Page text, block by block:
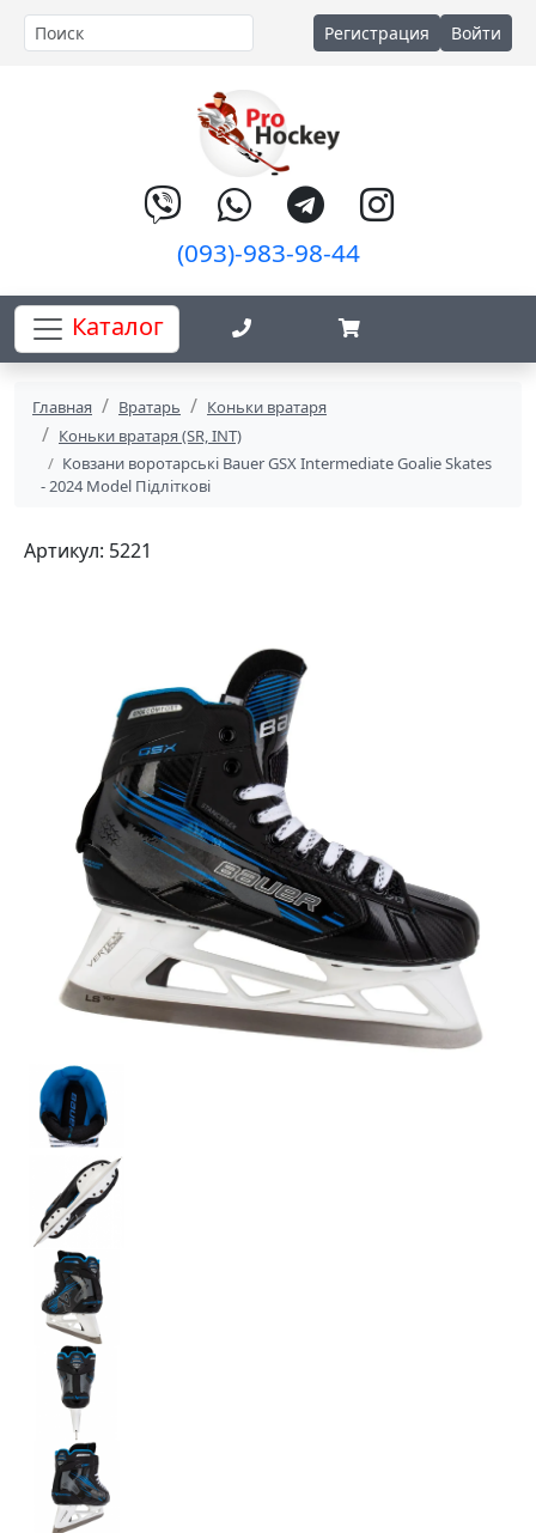
Регистрация Войти
(093)-983-98-44
Каталог
Главная Вратарь
Коньки вратаря
Коньки вратаря (SR, INT)
Ковзани воротарські Bauer GSX Intermediate Goalie Skates
- 2024 Model Підліткові
Артикул: 5221